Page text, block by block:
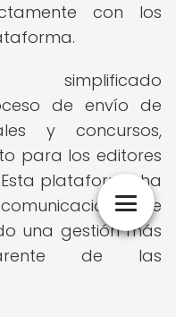
con los
de envío de
y concursos,
para los editores
plataforma ha
entre
una gestión más
de las